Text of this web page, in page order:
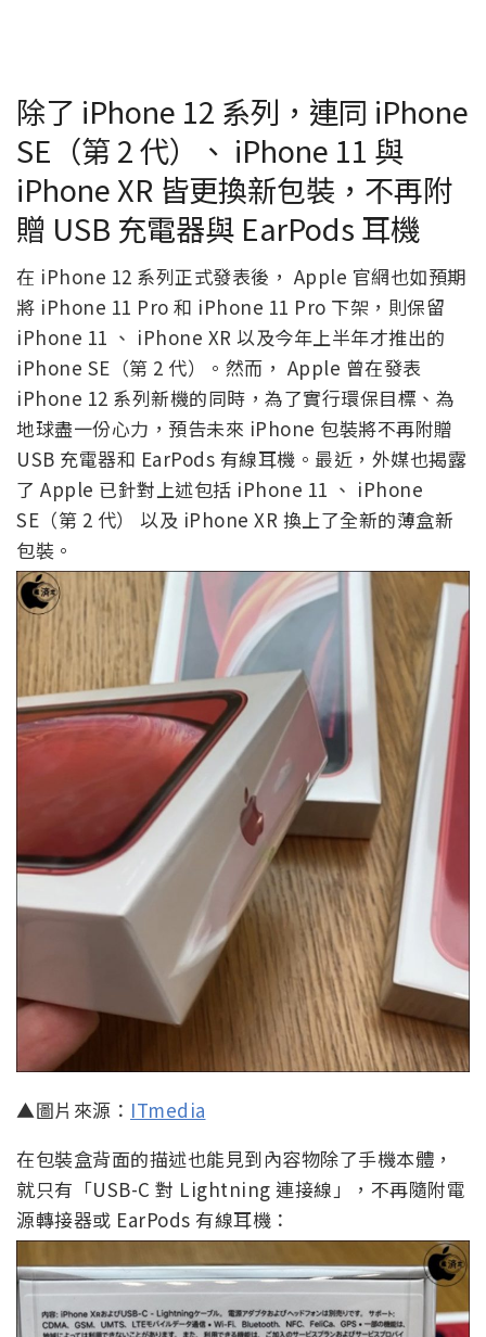
除了 iPhone 12 系列，連同 iPhone
SE（第 2 代）、 iPhone 11 與
iPhone XR 皆更換新包裝，不再附
贈 USB 充電器與 EarPods 耳機
在 iPhone 12 系列正式發表後， Apple 官網也如預期
將 iPhone 11 Pro 和 iPhone 11 Pro 下架，則保留
iPhone 11 、 iPhone XR 以及今年上半年才推出的
iPhone SE（第 2 代）。然而， Apple 曾在發表
iPhone 12 系列新機的同時，為了實行環保目標、為
地球盡一份心力，預告未來 iPhone 包裝將不再附贈
USB 充電器和 EarPods 有線耳機。最近，外媒也揭露
了 Apple 已針對上述包括 iPhone 11 、 iPhone
SE（第 2 代） 以及 iPhone XR 換上了全新的薄盒新
包裝。
▲圖片來源： ITmedia
在包裝盒背面的描述也能見到內容物除了手機本體，
就只有「USB-C 對 Lightning 連接線」，不再隨附電
源轉接器或 EarPods 有線耳機：